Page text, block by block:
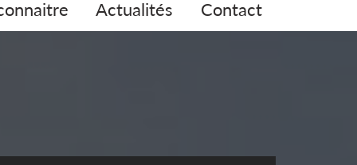
actualités contact